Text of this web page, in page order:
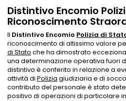
Distintivo Encomio
Riconoscimento
Il Distintivo Encomio Polizia di
riconoscimento di altissimo valore
di Stato che ha dimostrato
una determinazione operativa fuori
distintivo è conferito in relazione a
attività di Polizia giudiziaria e di
contributo del personale è stato
positivo di operazioni di particolare